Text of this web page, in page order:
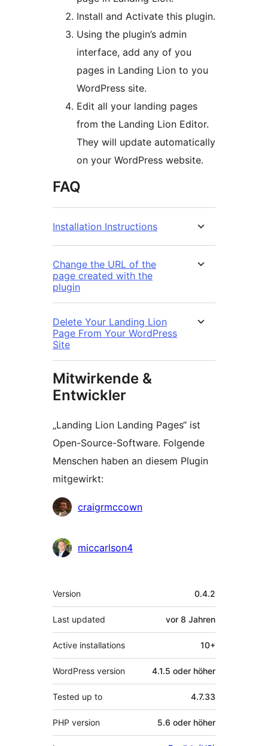
Install and Activate this plugin.
Using the plugin’s admin
interface, add any of you
pages in Landing Lion to you
WordPress site.
Edit all your landing pages
from the Landing Lion Editor.
They will update automatically
on your WordPress website.
FAQ
Installation Instructions
Change the URL of the
page created with the
plugin
Delete Your Landing Lion
Page From Your WordPress
Site
Mitwirkende &
Entwickler
„Landing Lion Landing Pages“ ist
Open-Source-Software. Folgende
Menschen haben an diesem Plugin
mitgewirkt:
Mitwirkende
craigrmccown
miccarlson4
Meta
Version 0.4.2
Last updated vor 8 Jahren
Active installations 10+
WordPress version 4.1.5 oder höher
Tested up to 4.7.33
PHP version 5.6 oder höher